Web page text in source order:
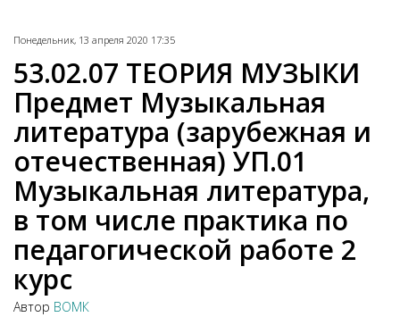
Понедельник, 13 апреля 2020 17:35
53.02.07 ТЕОРИЯ МУЗЫКИ
Предмет Музыкальная
литература (зарубежная и
отечественная) УП.01
Музыкальная литература,
в том числе практика по
педагогической работе 2
курс
Автор ВОМК